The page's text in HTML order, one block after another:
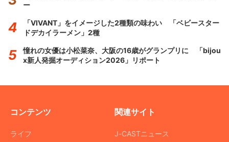
ー
「VIVANT」をイメージした2種類の味わい 「ベビースター
ドデカイラーメン」2種
憧れの女優は小松菜奈、大阪の16歳がグランプリに 「bijou
x新人発掘オーディション2026」リポート
コンテンツ
ライフ
関連サイト
J-CASTニュース